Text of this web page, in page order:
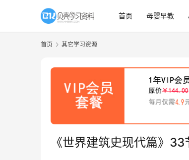
首页 母婴早教
首页 其它学习资源
《世界建筑史现代篇》